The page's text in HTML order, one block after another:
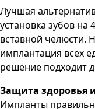
Лучшая
установка зубов
вставной челюсти.
имплантация всех
решение подходит
Защита здоровья
Импланты